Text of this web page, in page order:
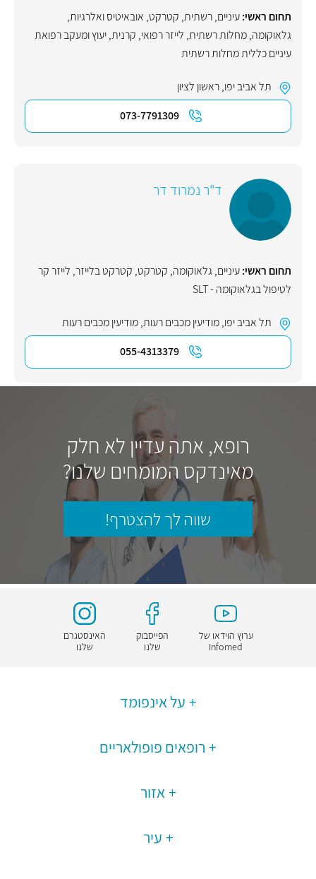
תחום ראשי:עיניים,רשתית, קטרקט, אובאיטיס ואלרגיות,
גלאוקומה,מחלות רשתית, לייזר רפואי, קרנית,יעוץ ומעקב רפואת
עיניים כללית מחלות רשתית
תל אביב יפו,ראשון לציון
073-7791309
ד"ר נמרוד דר
תחום ראשי:עיניים, גלאוקומה, קטרקט, קטרקט בלייזר, לייזר קר
לטיפול בגלאוקומה - SLT
תל אביב יפו,מודיעין מכבים רעות,מודיעין מכבים רעות
055-4313379
רופא, אתה עדיין לא חלק
מאינדקס המומחים שלנו?
שווה לך להצטרף!
ערוץ הוידאו של
Infomed
הפייסבוק
שלנו
האינסטגרם
שלנו
על אינפומד
רופאים פופולאריים
אזור
עיר